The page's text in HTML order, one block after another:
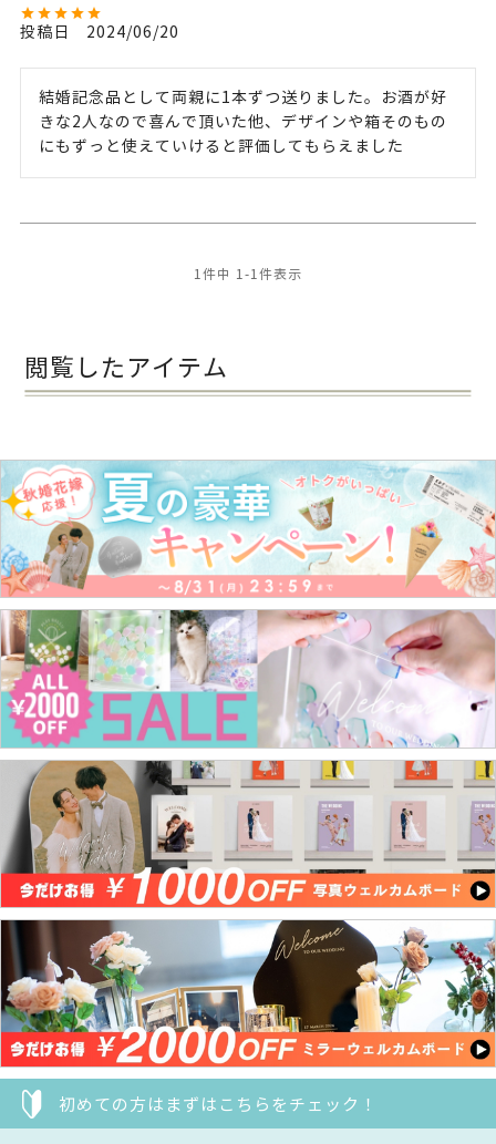
投稿日 2024/06/20
結婚記念品として両親に1本ずつ送りました。お酒が好
きな2人なので喜んで頂いた他、デザインや箱そのもの
にもずっと使えていけると評価してもらえました
1 件中 1 -1 件表示
閲覧したアイテム
初めての方はまずはこちらをチェック！